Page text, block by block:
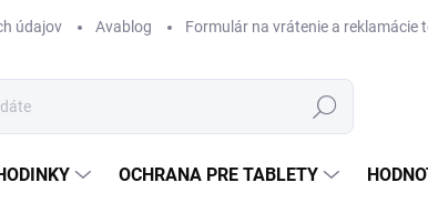
údajov Avablog Formulár na vrátenie a reklamácie
Hľadať
OCHRANA PRE TABLETY